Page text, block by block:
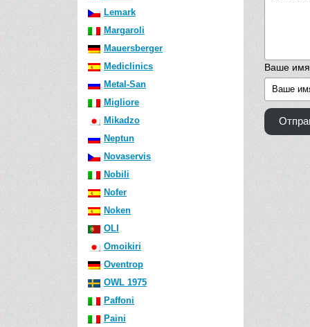
Lemark
Margaroli
Mauersberger
Mediclinics
Metal-San
Migliore
Mikadzo
Neptun
Novaservis
Nobili
Nofer
Noken
OLI
Omoikiri
Oventrop
OWL 1975
Paffoni
Paini
Ваше имя